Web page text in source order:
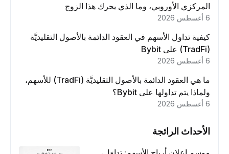
المركزي الأوروبي، وما الذي يحرك هذا الزوج
كيفية تداول الأسهم في العقود الدائمة بالأصول التقليديَّة
ما هي العقود الدائمة بالأصول التقليديَّة (TradFi) للأسهم،
ولماذا يتم تداولها على Bybit؟
الأحداث الرائجة